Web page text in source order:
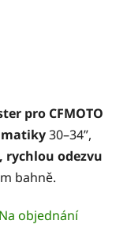
pro CFMOTO
30–34”,
odezvu
bahně.
Na objednání